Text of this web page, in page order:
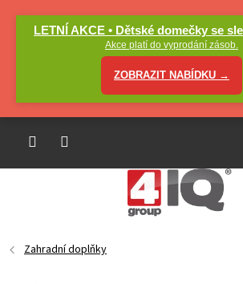
LETNÍ AKCE • Dětské domečky se
Akce platí do vyprodání zásob.
ZOBRAZIT NABÍDKU →
Zahradní doplňky